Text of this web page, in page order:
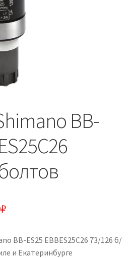
BB-
₽
BB-ES25 EBBES25С26 73/126 б/
и Екатеринбурге